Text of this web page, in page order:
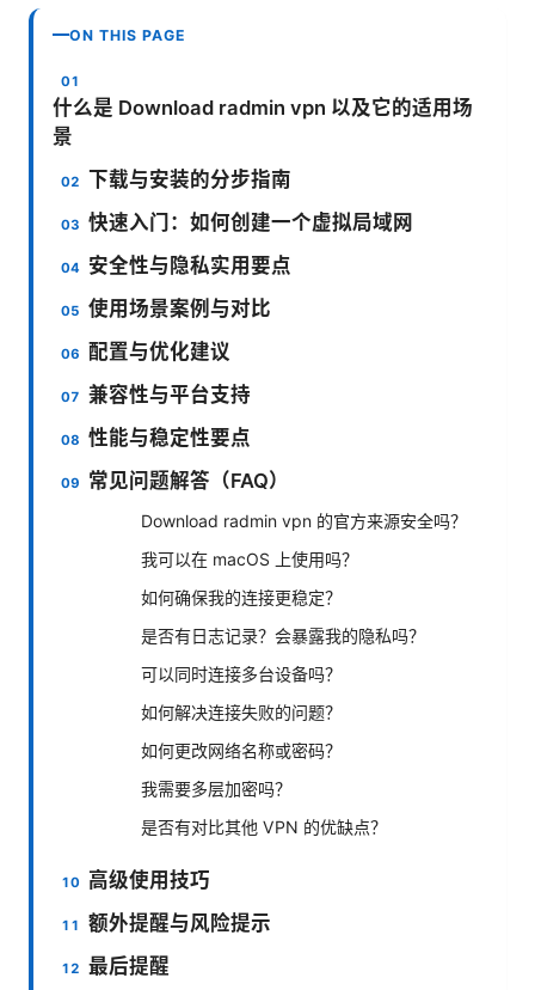
ON THIS PAGE
什么是 Download radmin vpn 以及它的适用场
景
下载与安装的分步指南
快速入门：如何创建一个虚拟局域网
安全性与隐私实用要点
使用场景案例与对比
配置与优化建议
兼容性与平台支持
性能与稳定性要点
常见问题解答（FAQ）
Download radmin vpn 的官方来源安全吗？
我可以在 macOS 上使用吗？
如何确保我的连接更稳定？
是否有日志记录？会暴露我的隐私吗？
可以同时连接多台设备吗？
如何解决连接失败的问题？
如何更改网络名称或密码？
我需要多层加密吗？
是否有对比其他 VPN 的优缺点？
高级使用技巧
额外提醒与风险提示
最后提醒